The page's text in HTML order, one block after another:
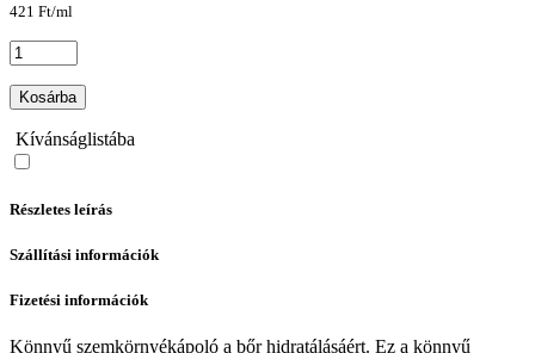
421 Ft/ml
Kosárba
Kívánságlistába
Részletes leírás
Szállítási információk
Fizetési információk
Könnyű szemkörnyékápoló a bőr hidratálásáért. Ez a könnyű